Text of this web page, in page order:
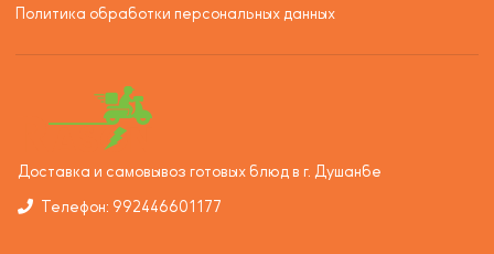
Политика обработки персональных данных
Доставка и самовывоз готовых блюд в г. Душанбе
Телефон: 992446601177